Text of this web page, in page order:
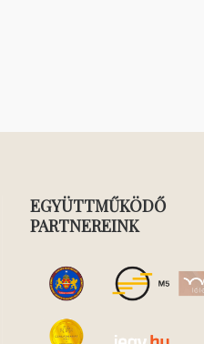
EGYÜTTMŰKÖDŐ
PARTNEREINK